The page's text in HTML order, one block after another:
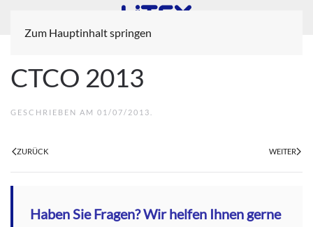
Zum Hauptinhalt springen
CTCO 2013
GESCHRIEBEN AM 01/07/2013
ZURÜCK WEITER
Haben Sie Fragen? Wir helfen Ihnen gerne